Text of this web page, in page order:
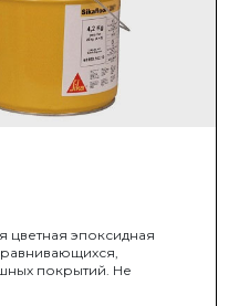
цветная эпоксидная
покрытий. Не